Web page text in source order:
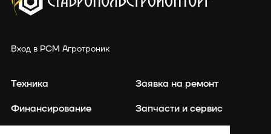
Вход в РСМ Агротроник
Техника
Финансирование
Заявка на ремонт
Запчасти и сервис